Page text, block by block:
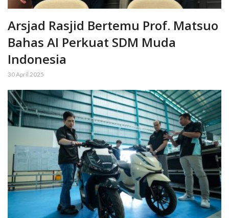
Arsjad Rasjid Bertemu Prof. Matsuo
Bahas AI Perkuat SDM Muda
Indonesia
30 April 2025